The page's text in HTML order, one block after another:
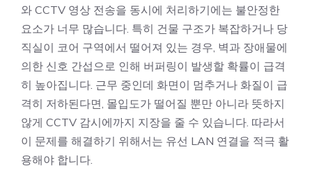
와 CCTV 영상 전송을 동시에 처리하기에는 불안정한
요소가 너무 많습니다. 특히 건물 구조가 복잡하거나 당
직실이 코어 구역에서 떨어져 있는 경우, 벽과 장애물에
의한 신호 간섭으로 인해 버퍼링이 발생할 확률이 급격
히 높아집니다. 근무 중인데 화면이 멈추거나 화질이 급
격히 저하된다면, 몰입도가 떨어질 뿐만 아니라 뜻하지
않게 CCTV 감시에까지 지장을 줄 수 있습니다. 따라서
이 문제를 해결하기 위해서는 유선 LAN 연결을 적극 활
용해야 합니다.